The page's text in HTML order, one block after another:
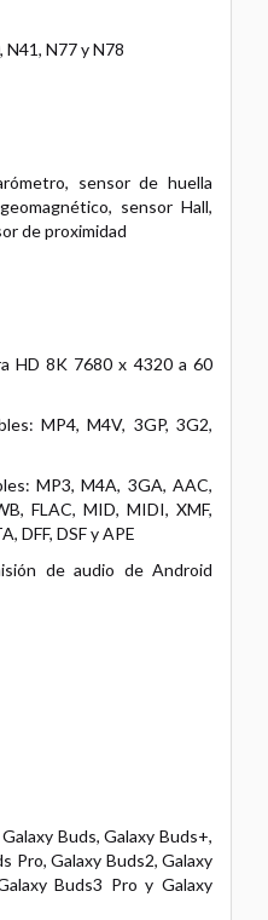
N41, N77 y N78
sensor de huella
sensor Hall,
de proximidad
HD 8K 7680 x 4320 a 60
MP4, M4V, 3GP, 3G2,
MP3, M4A, 3GA, AAC,
FLAC, MID, MIDI, XMF,
DFF, DSF y APE
de audio de Android
Buds, Galaxy Buds+,
Pro, Galaxy Buds2, Galaxy
Buds3 Pro y Galaxy